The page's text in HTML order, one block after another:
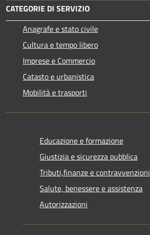
CATEGORIE DI SERVIZIO
Anagrafe e stato civile
Cultura e tempo libero
Imprese e Commercio
Catasto e urbanistica
Mobilità e trasporti
Educazione e formazione
Giustizia e sicurezza pubblica
Tributi,finanze e contravvenzioni
Salute, benessere e assistenza
Autorizzazioni